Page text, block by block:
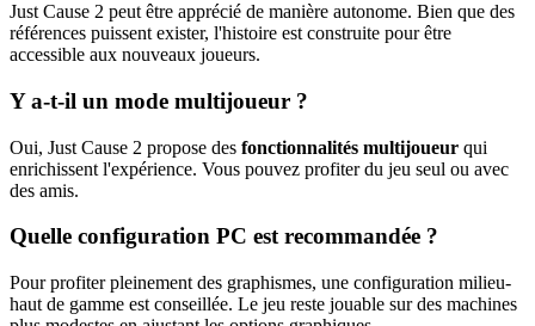
Just Cause 2 peut être apprécié de manière autonome. Bien que des
références puissent exister, l'histoire est construite pour être
accessible aux nouveaux joueurs.
Y a-t-il un mode multijoueur ?
Oui, Just Cause 2 propose des fonctionnalités multijoueur qui
enrichissent l'expérience. Vous pouvez profiter du jeu seul ou avec
des amis.
Quelle configuration PC est recommandée ?
Pour profiter pleinement des graphismes, une configuration milieu-
haut de gamme est conseillée. Le jeu reste jouable sur des machines